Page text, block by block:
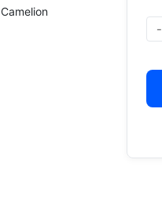
Camelion
-